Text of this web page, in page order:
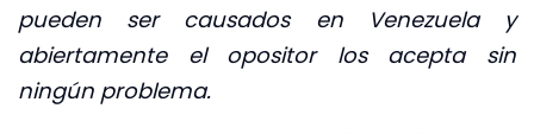
pueden ser causados en Venezuela y
abiertamente el opositor los acepta sin
ningún problema.